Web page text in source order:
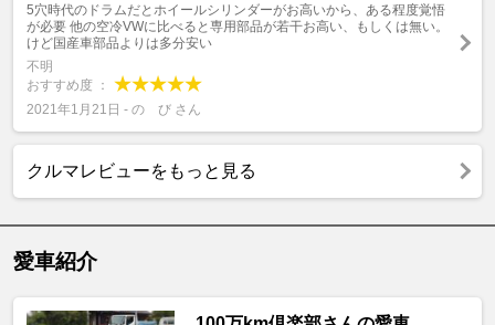
5穴時代のドラムだとホイールシリンダーがお高いから、ある程度覚悟
が必要 他の空冷VWに比べると専用部品が若干お高い、もしくは無い。
けど国産車部品よりは多分安い
不明
おすすめ度 ：
2021年1月21日 - の び さん
クルマレビューをもっと見る
愛車紹介